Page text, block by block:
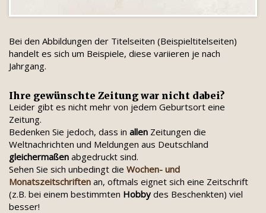
Bei den Abbildungen der Titelseiten (Beispieltitelseiten)
handelt es sich um Beispiele, diese variieren je nach
Jahrgang.
Ihre gewünschte Zeitung war nicht dabei?
Leider gibt es nicht mehr von jedem Geburtsort eine
Zeitung.
Bedenken Sie jedoch, dass in allen Zeitungen die
Weltnachrichten und Meldungen aus Deutschland
gleichermaßen abgedruckt sind.
Sehen Sie sich unbedingt die Wochen- und
Monatszeitschriften an, oftmals eignet sich eine Zeitschrift
(z.B. bei einem bestimmten Hobbydes Beschenkten) viel
besser!